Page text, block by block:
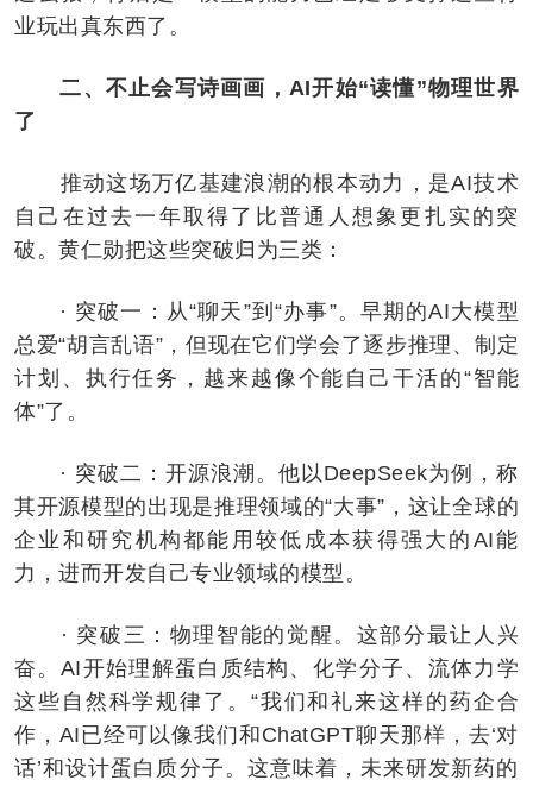
业玩出真东西了。
二、不止会写诗画画，AI开始“读懂”物理世界
了
推动这场万亿基建浪潮的根本动力，是AI技术
自己在过去一年取得了比普通人想象更扎实的突
破。黄仁勋把这些突破归为三类：
· 突破一：从“聊天”到“办事”。早期的AI大模型
总爱“胡言乱语”，但现在它们学会了逐步推理、制定
计划、执行任务，越来越像个能自己干活的“智能
体”了。
· 突破二：开源浪潮。他以DeepSeek为例，称
其开源模型的出现是推理领域的“大事”，这让全球的
企业和研究机构都能用较低成本获得强大的AI能
力，进而开发自己专业领域的模型。
· 突破三：物理智能的觉醒。这部分最让人兴
奋。AI开始理解蛋白质结构、化学分子、流体力学
这些自然科学规律了。“我们和礼来这样的药企合
作，AI已经可以像我们和ChatGPT聊天那样，去‘对
话’和设计蛋白质分子。这意味着，未来研发新药的